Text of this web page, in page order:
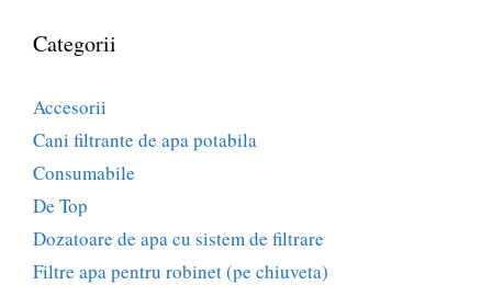
Categorii
Accesorii
Cani filtrante de apa potabila
Consumabile
De Top
Dozatoare de apa cu sistem de filtrare
Filtre apa pentru robinet (pe chiuveta)